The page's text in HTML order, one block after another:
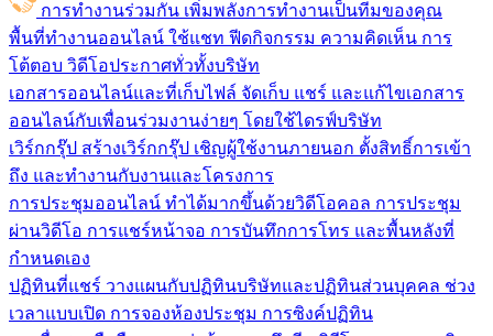
การทำงานร่วมกัน เพิ่มพลังการทำงานเป็นทีมของคุณ
พื้นที่ทำงานออนไลน์ ใช้แชท ฟีดกิจกรรม ความคิดเห็น การ
โต้ตอบ วิดีโอประกาศทั่วทั้งบริษัท
เอกสารออนไลน์และที่เก็บไฟล์ จัดเก็บ แชร์ และแก้ไขเอกสาร
ออนไลน์กับเพื่อนร่วมงานง่ายๆ โดยใช้ไดรฟ์บริษัท
เวิร์กกรุ๊ป สร้างเวิร์กกรุ๊ป เชิญผู้ใช้งานภายนอก ตั้งสิทธิ์การเข้า
ถึง และทำงานกับงานและโครงการ
การประชุมออนไลน์ ทำได้มากขึ้นด้วยวิดีโอคอล การประชุม
ผ่านวิดีโอ การแชร์หน้าจอ การบันทึกการโทร และพื้นหลังที่
กำหนดเอง
ปฏิทินที่แชร์ วางแผนกับปฏิทินบริษัทและปฏิทินส่วนบุคคล ช่วง
เวลาแบบเปิด การจองห้องประชุม การซิงค์ปฏิทิน